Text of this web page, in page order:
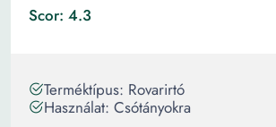
Scor: 4.3
Terméktípus: Rovarirtó
Használat: Csótányokra